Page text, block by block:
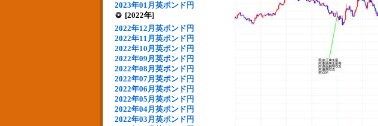
2023年01月英ポンド円
[2022年]
2022年12月英ポンド円
2022年11月英ポンド円
2022年10月英ポンド円
2022年09月英ポンド円
2022年08月英ポンド円
2022年07月英ポンド円
2022年06月英ポンド円
2022年05月英ポンド円
2022年04月英ポンド円
2022年03月英ポンド円